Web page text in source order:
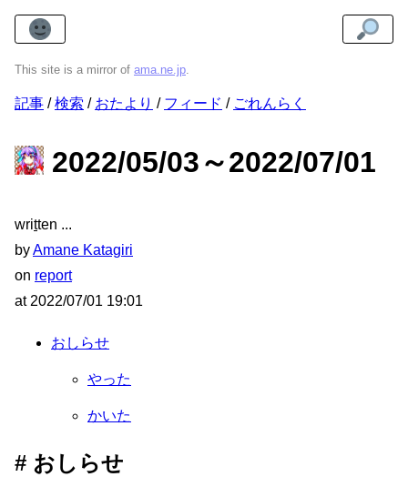
This site is a mirror of ama.ne.jp.
記事 検索 おたより フィード ごれんらく
2022/05/03～2022/07/01
written
byAmane Katagiri
on report
at 2022/07/01 19:01
おしらせ
やった
かいた
おしらせ